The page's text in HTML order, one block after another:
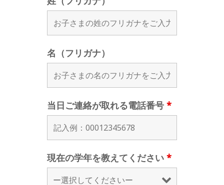
名（フリガナ）
当日ご連絡が取れる電話番号 *
現在の学年を教えてください *